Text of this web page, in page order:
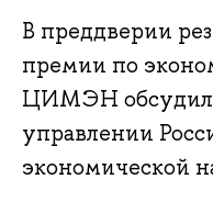
В преддверии
премии по
ЦИМЭН обсудил,
управлении
экономической